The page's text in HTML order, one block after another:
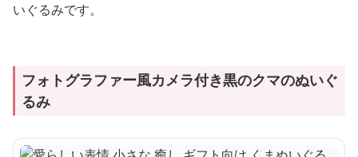
いぐるみです。
フォトグラファー風カメラ付き黒のクマのぬいぐ
るみ